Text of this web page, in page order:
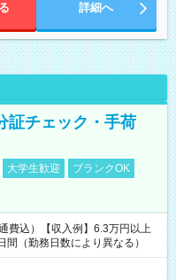
詳細へ
証チェック・手荷
大学生歓迎
ブランクOK
費込）【収入例】6.3万円以上
（勤務日数により異なる）